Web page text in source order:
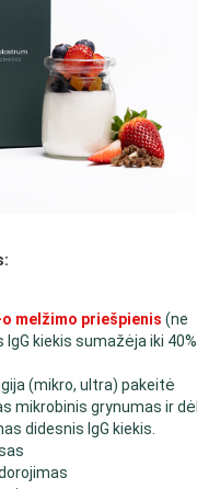
o melžimo priešpienis (ne
kiekis sumažėja iki 40%
(mikro, ultra) pakeitė
mikrobinis grynumas ir dėl
didesnis IgG kiekis.